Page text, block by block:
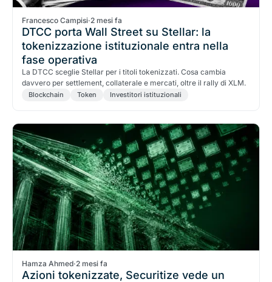
Francesco Campisi·2 mesi fa
DTCC porta Wall Street su Stellar: la
tokenizzazione istituzionale entra nella
fase operativa
La DTCC sceglie Stellar per i titoli tokenizzati. Cosa cambia
davvero per settlement, collaterale e mercati, oltre il rally di XLM.
Blockchain Token Investitori istituzionali
Hamza Ahmed·2 mesi fa
Azioni tokenizzate, Securitize vede un